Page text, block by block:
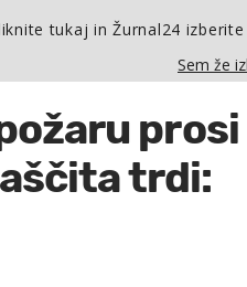
tukaj in Žurnal24 izberite
Sem že
prosi
trdi: